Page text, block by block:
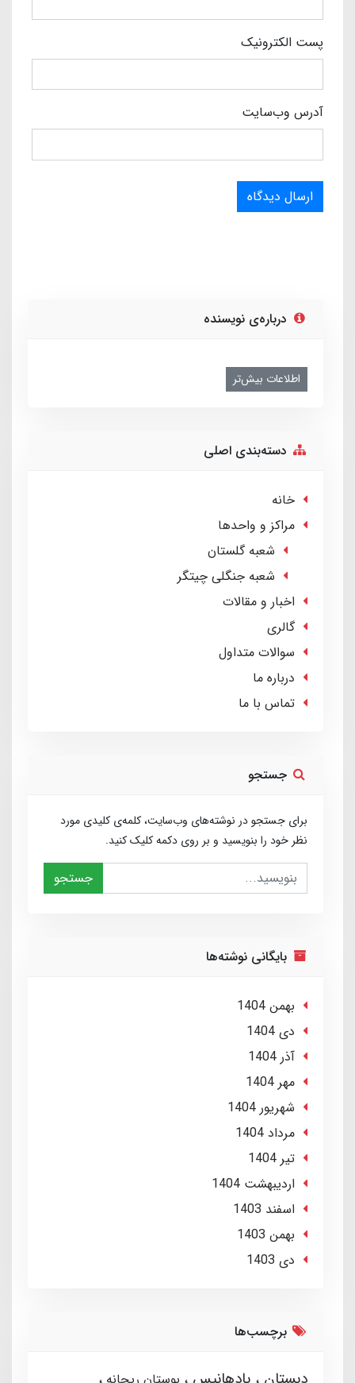
پست الکترونیک
آدرس وب‌سایت
ارسال دیدگاه
درباره‌ی نویسنده
اطلاعات بیش‌تر
دسته‌بندی اصلی
خانه
مراکز و واحدها
شعبه گلستان
شعبه جنگلی چیتگر
اخبار و مقالات
گالری
سوالات متداول
درباره ما
تماس با ما
جستجو
برای جستجو در نوشته‌های وب‌سایت، کلمه‌ی کلیدی مورد
نظر خود را بنویسید و بر روی دکمه کلیک کنید.
جستجو
بایگانی نوشته‌ها
بهمن 1404
دی 1404
آذر 1404
مهر 1404
شهریور 1404
مرداد 1404
تير 1404
ارديبهشت 1404
اسفند 1403
بهمن 1403
دی 1403
برچسب‌ها